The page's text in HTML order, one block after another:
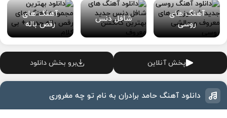
آهنگ های
روسی
شافل دنس
آهنگ های
رقص باله
پخش آنلاین برو بخش دانلود
دانلود آهنگ حامد برادران به نام تو چه مغروری